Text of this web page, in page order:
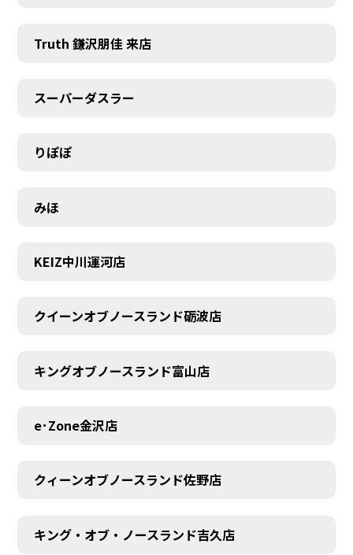
Truth 鎌沢朋佳 来店
スーパーダスラー
りぽぽ
みほ
KEIZ中川運河店
クイーンオブノースランド砺波店
キングオブノースランド富山店
e･Zone金沢店
クィーンオブノースランド佐野店
キング・オブ・ノースランド吉久店